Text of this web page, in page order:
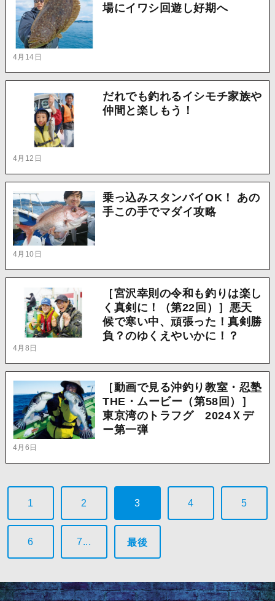
4月14日
場にイワシ回遊し好期へ
4月12日
だれでも釣れるイシモチ家族や
仲間と楽しもう！
4月10日
乗っ込みスタンバイOK！ あの
手この手でマダイ攻略
4月8日
［宮沢幸則の令和も釣りは楽し
く真剣に！（第22回）］悪天
候で寒い中、頑張った！真剣勝
負？のゆくえやいかに！？
4月6日
［動画で見る沖釣り教室・忍塾
THE・ムービー（第58回）］
東京湾のトラフグ 2024Ｘデ
ー第一弾
1 2 3 4 5
6 7... 最後